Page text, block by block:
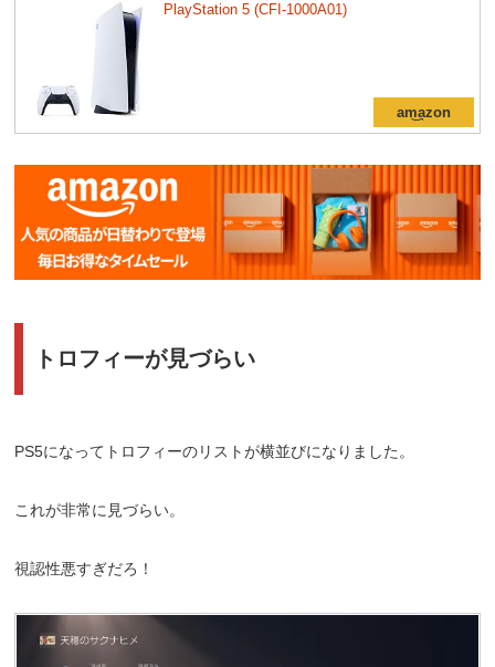
PlayStation 5 (CFI-1000A01)
トロフィーが見づらい
PS5になってトロフィーのリストが横並びになりました。
これが非常に見づらい。
視認性悪すぎだろ！